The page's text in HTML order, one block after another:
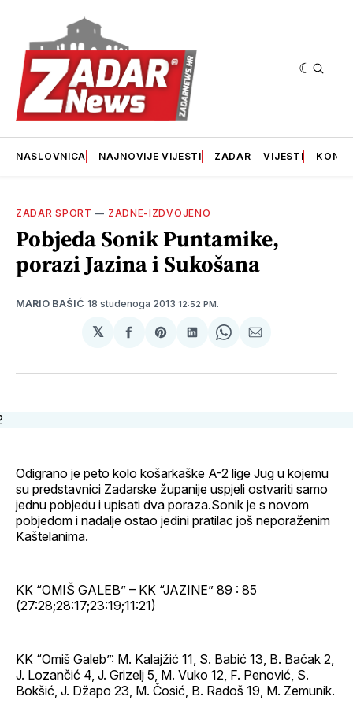
NASLOVNICA NAJNOVIJE VIJESTI ZADAR VIJESTI
ZADAR SPORT — ZADNE-IZDVOJENO
Pobjeda Sonik Puntamike,
porazi Jazina i Sukošana
MARIO BAŠIĆ 18 studenoga 2013 12:52 PM.
𝕏
podijeliSharepodijeliSharepodijeli
Odigrano je peto kolo košarkaške A-2 lige Jug u kojemu
su predstavnici Zadarske županije uspjeli ostvariti samo
jednu pobjedu i upisati dva poraza.Sonik je s novom
pobjedom i nadalje ostao jedini pratilac još neporaženim
Kaštelanima.
KK “OMIŠ GALEB” – KK “JAZINE” 89 : 85
(27:28;28:17;23:19;11:21)
KK “Omiš Galeb”: M. Kalajžić 11, S. Babić 13, B. Bačak 2,
J. Lozančić 4, J. Grizelj 5, M. Vuko 12, F. Penović, S.
Bokšić, J. Džapo 23, M. Čosić, B. Radoš 19, M. Zemunik.